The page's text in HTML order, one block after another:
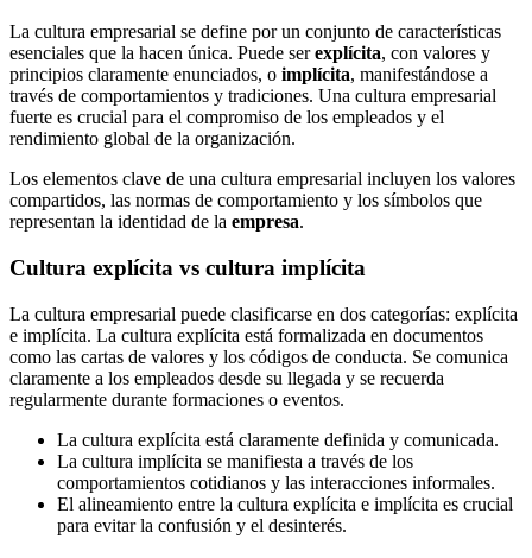
La cultura empresarial se define por un conjunto de características
esenciales que la hacen única. Puede serexplícita, con valores y
principios claramente enunciados, o implícita, manifestándose a
través de comportamientos y tradiciones. Una cultura empresarial
fuerte es crucial para el compromiso de los empleados y el
rendimiento global de la organización.
Los elementos clave de una cultura empresarial incluyen los valores
compartidos, las normas de comportamiento y los símbolos que
representan la identidad de la empresa.
Cultura explícita vs cultura implícita
La cultura empresarial puede clasificarse en dos categorías: explícita
e implícita. La cultura explícita está formalizada en documentos
como las cartas de valores y los códigos de conducta. Se comunica
claramente a los empleados desde su llegada y se recuerda
regularmente durante formaciones o eventos.
La cultura explícita está claramente definida y comunicada.
La cultura implícita se manifiesta a través de los
comportamientos cotidianos y las interacciones informales.
El alineamiento entre la cultura explícita e implícita es crucial
para evitar la confusión y el desinterés.